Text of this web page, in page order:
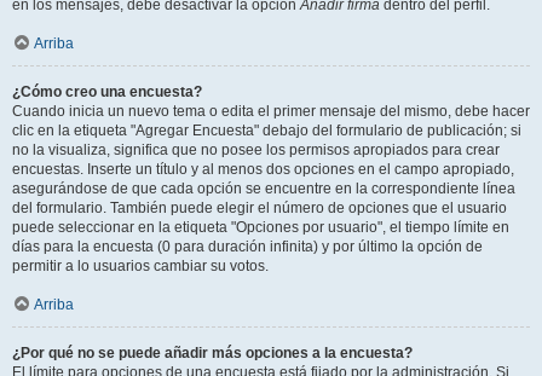
en los mensajes, debe desactivar la opciónAñadir firma dentro del perfil.
Arriba
¿Cómo creo una encuesta?
Cuando inicia un nuevo tema o edita el primer mensaje del mismo, debe hacer
clic en la etiqueta "Agregar Encuesta" debajo del formulario de publicación; si
no la visualiza, significa que no posee los permisos apropiados para crear
encuestas. Inserte un título y al menos dos opciones en el campo apropiado,
asegurándose de que cada opción se encuentre en la correspondiente línea
del formulario. También puede elegir el número de opciones que el usuario
puede seleccionar en la etiqueta "Opciones por usuario", el tiempo límite en
días para la encuesta (0 para duración infinita) y por último la opción de
permitir a lo usuarios cambiar su votos.
Arriba
¿Por qué no se puede añadir más opciones a la encuesta?
El límite para opciones de una encuesta está fijado por la administración. Si